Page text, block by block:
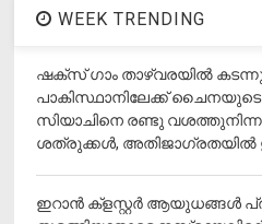
WEEK TRENDING
ഷക്സ് ​ഗാം താഴ്‌വരയിൽ
പാകിസ്ഥാനിലേക്ക്
സിയാചിനെ രണ്ടു
ശത്രുക്കൾ, അതിജാ​ഗ്രതയിൽ
ഇറാന്‍ ക്‌ളസ്റ്റര്‍ ആയുധങ്ങള്‍